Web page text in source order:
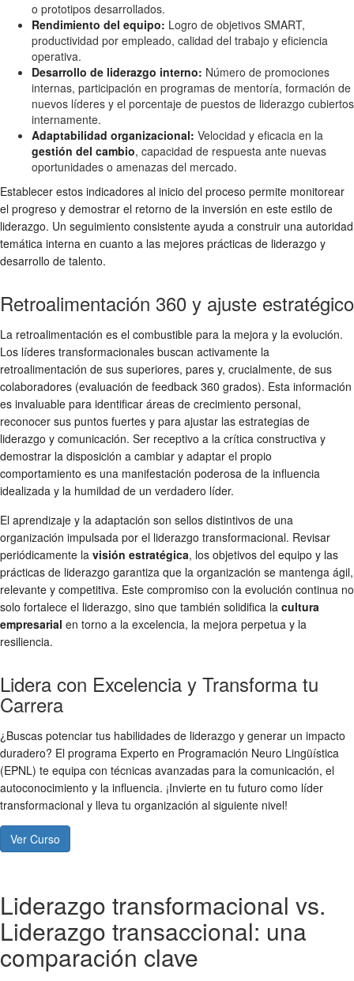
o prototipos desarrollados.
Rendimiento del equipo: Logro de objetivos SMART,
productividad por empleado, calidad del trabajo y eficiencia
operativa.
Desarrollo de liderazgo interno: Número de promociones
internas, participación en programas de mentoría, formación de
nuevos líderes y el porcentaje de puestos de liderazgo cubiertos
internamente.
Adaptabilidad organizacional: Velocidad y eficacia en la
gestión del cambio, capacidad de respuesta ante nuevas
oportunidades o amenazas del mercado.
Establecer estos indicadores al inicio del proceso permite monitorear
el progreso y demostrar el retorno de la inversión en este estilo de
liderazgo. Un seguimiento consistente ayuda a construir una autoridad
temática interna en cuanto a las mejores prácticas de liderazgo y
desarrollo de talento.
Retroalimentación 360 y ajuste estratégico
La retroalimentación es el combustible para la mejora y la evolución.
Los líderes transformacionales buscan activamente la
retroalimentación de sus superiores, pares y, crucialmente, de sus
colaboradores (evaluación de feedback 360 grados). Esta información
es invaluable para identificar áreas de crecimiento personal,
reconocer sus puntos fuertes y para ajustar las estrategias de
liderazgo y comunicación. Ser receptivo a la crítica constructiva y
demostrar la disposición a cambiar y adaptar el propio
comportamiento es una manifestación poderosa de la influencia
idealizada y la humildad de un verdadero líder.
El aprendizaje y la adaptación son sellos distintivos de una
organización impulsada por el liderazgo transformacional. Revisar
periódicamente la visión estratégica, los objetivos del equipo y las
prácticas de liderazgo garantiza que la organización se mantenga ágil,
relevante y competitiva. Este compromiso con la evolución continua no
solo fortalece el liderazgo, sino que también solidifica la cultura
empresarial en torno a la excelencia, la mejora perpetua y la
resiliencia.
Lidera con Excelencia y Transforma tu
Carrera
¿Buscas potenciar tus habilidades de liderazgo y generar un impacto
duradero? El programa Experto en Programación Neuro Lingüística
(EPNL) te equipa con técnicas avanzadas para la comunicación, el
autoconocimiento y la influencia. ¡Invierte en tu futuro como líder
transformacional y lleva tu organización al siguiente nivel!
Ver Curso
Liderazgo transformacional vs.
Liderazgo transaccional: una
comparación clave